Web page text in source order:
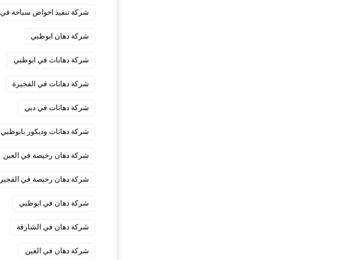
شركة تنفيذ احواض سباحة في
شركة دهان ابوظبي
شركة دهانات في ابوظبي
شركة دهانات في الفجيرة
شركة دهانات في دبي
شركة دهانات وديكور بابوظبي
شركة دهان رخيصة في العين
شركة دهان رخيصة في
شركة دهان في ابوظبي
شركة دهان في الشارقة
شركة دهان في العين